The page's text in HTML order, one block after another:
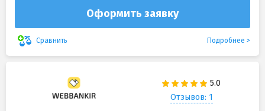
Оформить заявку
Сравнить Подробнее
Отзывов: 1